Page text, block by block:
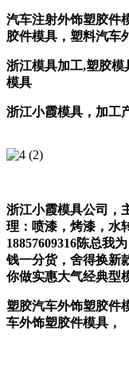
汽车注射外饰塑胶件
胶件模具，塑料汽车
浙江模具加工,塑胶模
模具
浙江小霞模具，加工
浙江小霞模具公司，
理：喷漆，烤漆，水
18857609316陈总我
钱一分货，舍得换新
你做实惠大气经典型
塑胶汽车外饰塑胶件
车外饰塑胶件模具，